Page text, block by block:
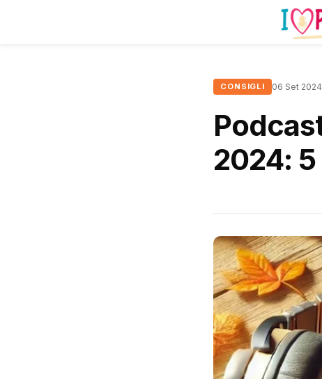
CONSIGLI 06 Set 2024
2024: